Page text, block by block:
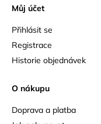
Můj účet
Přihlásit se
Registrace
Historie objednávek
O nákupu
Doprava a platba